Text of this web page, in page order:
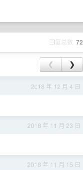
回复总数 72
❮ ❯
2018 年 12 月 4 日
2018 年 11 月 23 日
2018 年 11 月 15 日